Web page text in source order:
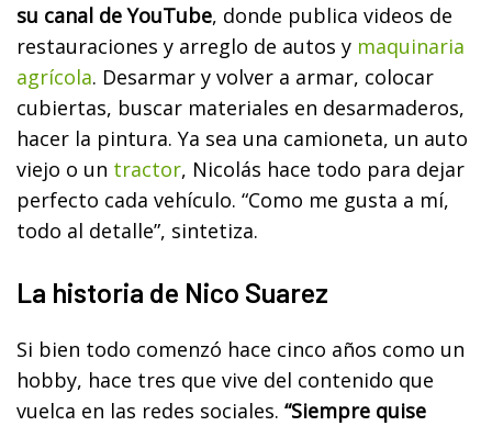
su canal de YouTube, donde publica videos de
restauraciones y arreglo de autos y maquinaria
agrícola. Desarmar y volver a armar, colocar
cubiertas, buscar materiales en desarmaderos,
hacer la pintura. Ya sea una camioneta, un auto
viejo o un tractor, Nicolás hace todo para dejar
perfecto cada vehículo. “Como me gusta a mí,
todo al detalle”, sintetiza.
La historia de Nico Suarez
Si bien todo comenzó hace cinco años como un
hobby, hace tres que vive del contenido que
vuelca en las redes sociales. “Siempre quise